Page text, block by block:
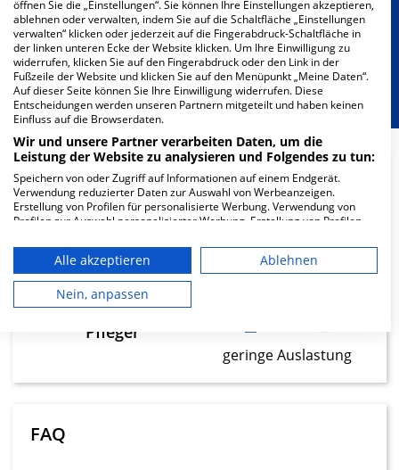
Besondere Merkmale
Berücksichtigung von besonderem
Ernährungsbedarf
13.7
Ärzte
geringe Auslastung
32.17
Pfleger
geringe Auslastung
FAQ
öffnen Sie die „Einstellungen“. Sie können Ihre Einstellungen akzeptieren,
ablehnen oder verwalten, indem Sie auf die Schaltfläche „Einstellungen
verwalten“ klicken oder jederzeit auf die Fingerabdruck-Schaltfläche in
der linken unteren Ecke der Website klicken. Um Ihre Einwilligung zu
widerrufen, klicken Sie auf den Fingerabdruck oder den Link in der
Fußzeile der Website und klicken Sie auf den Menüpunkt „Meine Daten“.
Auf dieser Seite können Sie Ihre Einwilligung widerrufen. Diese
Entscheidungen werden unseren Partnern mitgeteilt und haben keinen
Einfluss auf die Browserdaten.
Wir und unsere Partner verarbeiten Daten, um die
Leistung der Website zu analysieren und Folgendes zu tun:
Speichern von oder Zugriff auf Informationen auf einem Endgerät.
Verwendung reduzierter Daten zur Auswahl von Werbeanzeigen.
Erstellung von Profilen für personalisierte Werbung. Verwendung von
Profilen zur Auswahl personalisierter Werbung. Erstellung von Profilen
personalisierter Inhalte. Messung der Werbeleistung. Messung der
Performance von Inhalten. Analyse von Zielgruppen durch Statistiken
oder Kombinationen von Daten aus verschiedenen Quellen. Entwicklung
und Verbesserung der Angebote. Verwendung reduzierter Daten zur
Auswahl von Inhalten.
die USA gesendet werden.
Ihre Einwilligung und die cookie Richtlinie gelten ausschließlich für diese
IAB-Verarbeitungszwecke:
Alle akzeptieren
Ablehnen
Nein, anpassen